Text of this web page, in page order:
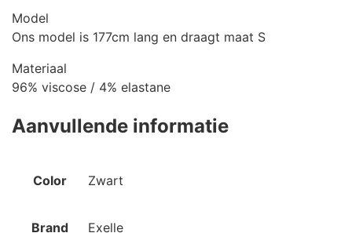
Model
Ons model is 177cm lang en draagt maat S
Materiaal
96% viscose / 4% elastane
Aanvullende informatie
Color Zwart
Brand Exelle